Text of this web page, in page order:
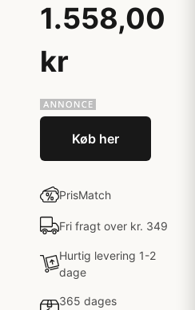
1.558,00
kr
Køb her
PrisMatch
Fri fragt over kr. 349
Hurtig levering 1-2
dage
365 dages